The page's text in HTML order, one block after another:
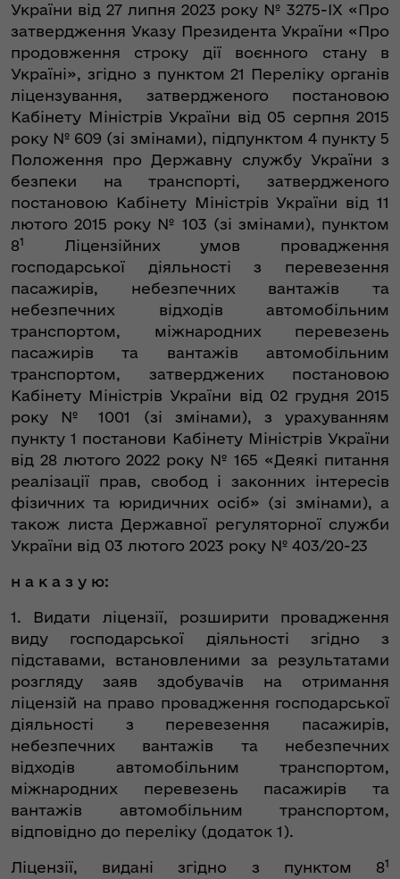
України від 27 липня 2023 року № 3275-IX «Про
затвердження Указу Президента України «Про
продовження строку дії воєнного стану в
Україні», згідно з пунктом 21 Переліку органів
ліцензування, затвердженого постановою
Кабінету Міністрів України від 05 серпня 2015
року № 609 (зі змінами), підпунктом 4 пункту 5
Положення про Державну службу України з
безпеки на транспорті, затвердженого
постановою Кабінету Міністрів України від 11
лютого 2015 року № 103 (зі змінами), пунктом
81
Ліцензійних умов провадження
господарської діяльності з перевезення
пасажирів, небезпечних вантажів та
небезпечних відходів автомобільним
транспортом, міжнародних перевезень
пасажирів та вантажів автомобільним
транспортом, затверджених постановою
Кабінету Міністрів України від 02 грудня 2015
року № 1001 (зі змінами), з урахуванням
пункту 1 постанови Кабінету Міністрів України
від 28 лютого 2022 року № 165 «Деякі питання
реалізації прав, свобод і законних інтересів
фізичних та юридичних осіб» (зі змінами), а
також листа Державної регуляторної служби
України від 03 лютого 2023 року № 403/20-23
н а к а з у ю:
1. Видати ліцензії, розширити провадження
виду господарської діяльності згідно з
підставами, встановленими за результатами
розгляду заяв здобувачів на отримання
ліцензій на право провадження господарської
діяльності з перевезення пасажирів,
небезпечних вантажів та небезпечних
відходів автомобільним транспортом,
міжнародних перевезень пасажирів та
вантажів автомобільним транспортом,
відповідно до переліку (додаток 1).
Ліцензії, видані згідно з пунктом 81